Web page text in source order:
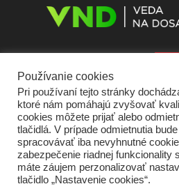
Domov O nás Kontakt Vydavateľ
Používanie cookies
Pri používaní tejto stránky
ktoré nám pomáhajú zvyšovať
cookies môžete prijať alebo
tlačidlá. V prípade odmietnutia
spracovávať iba nevyhnutné
zabezpečenie riadnej funkcionality
máte záujem perzonalizovať
tlačidlo „Nastavenie cookies“.